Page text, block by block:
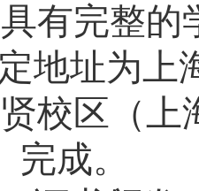
有完整
地址为上
校区（上
完成。